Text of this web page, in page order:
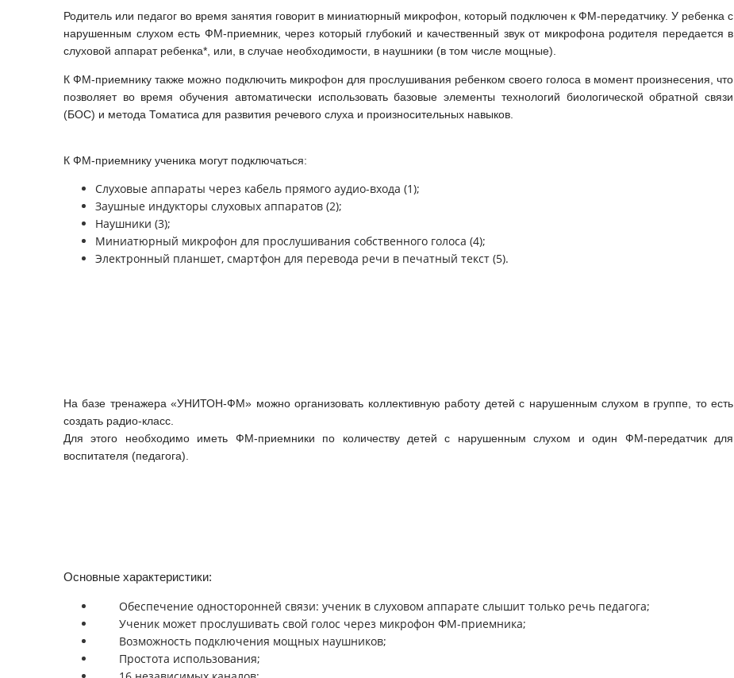
Родитель или педагог во время занятия говорит в миниатюрный микрофон, который подключен к ФМ-передатчику. У ребенка с
нарушенным слухом есть ФМ-приемник, через который глубокий и качественный звук от микрофона родителя передается в
слуховой аппарат ребенка*, или, в случае необходимости, в наушники (в том числе мощные).
К ФМ-приемнику также можно подключить микрофон для прослушивания ребенком своего голоса в момент произнесения, что
позволяет во время обучения автоматически использовать базовые элементы технологий биологической обратной связи
(БОС) и метода Томатиса для развития речевого слуха и произносительных навыков.
К ФМ-приемнику ученика могут подключаться:
Слуховые аппараты через кабель прямого аудио-входа (1);
Заушные индукторы слуховых аппаратов (2);
Наушники (3);
Миниатюрный микрофон для прослушивания собственного голоса (4);
Электронный планшет, смартфон для перевода речи в печатный текст (5).
На базе тренажера «УНИТОН-ФМ» можно организовать коллективную работу детей с нарушенным слухом в группе, то есть
создать радио-класс.
Для этого необходимо иметь ФМ-приемники по количеству детей с нарушенным слухом и один ФМ-передатчик для
воспитателя (педагога).
Основные характеристики:
Обеспечение односторонней связи: ученик в слуховом аппарате слышит только речь педагога;
Ученик может прослушивать свой голос через микрофон ФМ-приемника;
Возможность подключения мощных наушников;
Простота использования;